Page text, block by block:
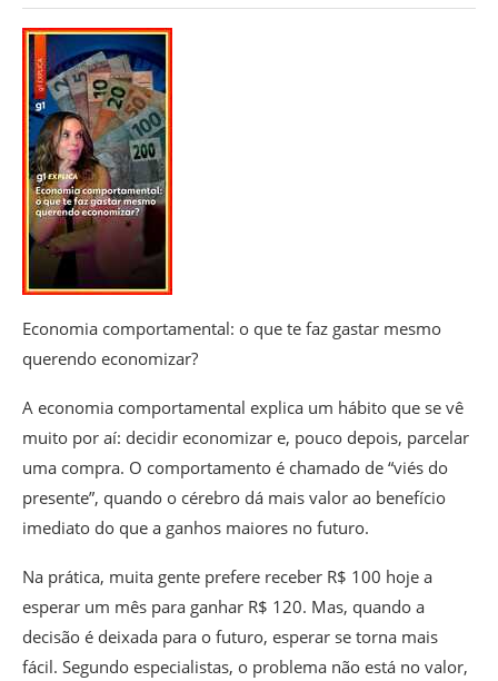
Economia comportamental: o que te faz gastar mesmo
querendo economizar?
A economia comportamental explica um hábito que se vê
muito por aí: decidir economizar e, pouco depois, parcelar
uma compra. O comportamento é chamado de “viés do
presente”, quando o cérebro dá mais valor ao benefício
imediato do que a ganhos maiores no futuro.
Na prática, muita gente prefere receber R$ 100 hoje a
esperar um mês para ganhar R$ 120. Mas, quando a
decisão é deixada para o futuro, esperar se torna mais
fácil. Segundo especialistas, o problema não está no valor,